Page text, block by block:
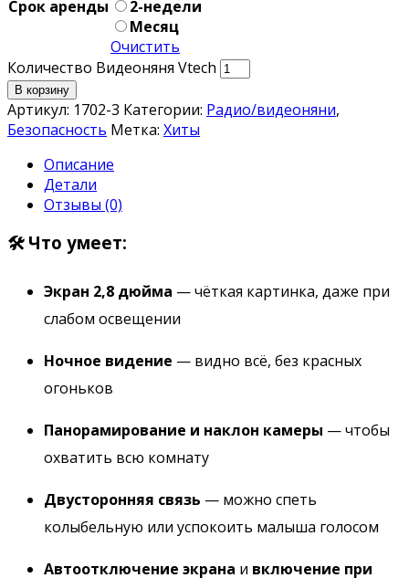
Срок аренды
2-недели
Месяц
Очистить
Количество Видеоняня Vtech
В корзину
Артикул: 1702-3 Категории: Pадио/видеоняни,
Безопасность Метка: Хиты
Описание
Детали
Отзывы (0)
🛠 Что умеет:
Экран 2,8 дюйма — чёткая картинка, даже при
слабом освещении
Ночное видение — видно всё, без красных
огоньков
Панорамирование и наклон камеры — чтобы
охватить всю комнату
Двусторонняя связь — можно спеть
колыбельную или успокоить малыша голосом
Автоотключение экрана и включение при